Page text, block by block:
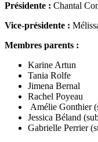
Présidente : Chantal
Vice-présidente :
Membres parents :
Karine Artun
Tania Rolfe
Jimena Bernal
Rachel Poyeau
Amélie Gonthier
Jessica Béland
Gabrielle Perrier